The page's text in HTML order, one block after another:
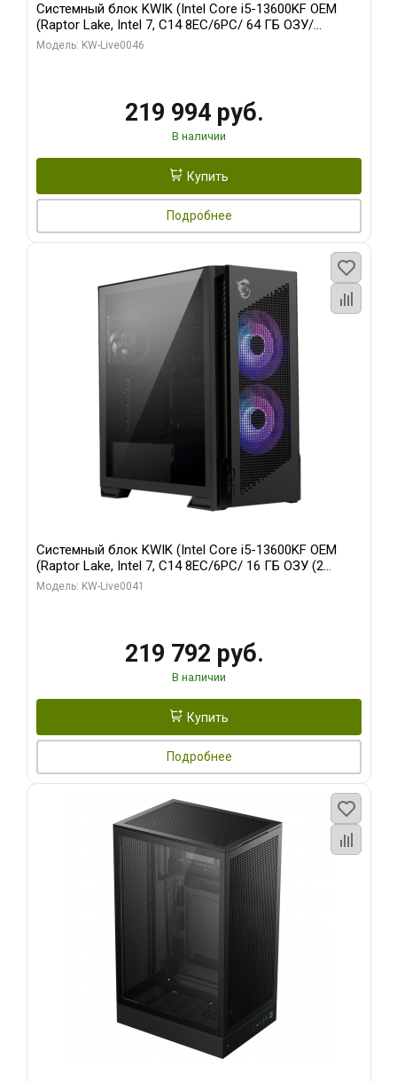
Системный блок KWIK (Intel Core i5-13600KF OEM
(Raptor Lake, Intel 7, C14 8EC/6PC/ 64 ГБ ОЗУ/
Gigabyte RTX5060Ti GAMING OC 8GB GDDR7 128bit
Модель: KW-Live0046
219 994 руб.
В наличии
Купить
Подробнее
Системный блок KWIK (Intel Core i5-13600KF OEM
(Raptor Lake, Intel 7, C14 8EC/6PC/ 16 ГБ ОЗУ (2
модуля)/ Palit RTX5080 GAMINGPRO OC 16GB GDDR7
Модель: KW-Live0041
219 792 руб.
В наличии
Купить
Подробнее